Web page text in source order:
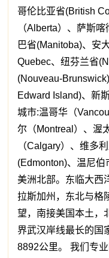
哥伦比亚省(British
（Alberta）、萨斯
巴省(Manitoba)、安
Quebec、纽芬兰省
(Nouveau-
Edward Island)、新
城市:温哥华（
尔（Montreal）、渥
（Calgary）、维多
(Edmonton)、温尼
美洲北部。东临大西
拉斯加州，东北与格
望，南接美国本土，
界武汉岸线最长的国
8892公里。 我们专